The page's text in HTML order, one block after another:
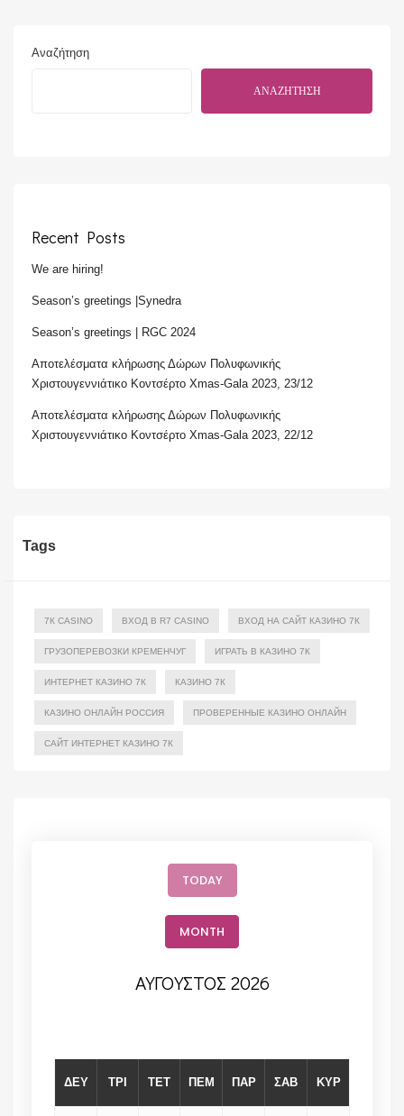
Αναζήτηση
ΑΝΑΖΉΤΗΣΗ
Recent Posts
We are hiring!
Season’s greetings |Synedra
Season’s greetings | RGC 2024
Αποτελέσματα κλήρωσης Δώρων Πολυφωνικής
Χριστουγεννιάτικο Κοντσέρτο Xmas-Gala 2023, 23/12
Αποτελέσματα κλήρωσης Δώρων Πολυφωνικής
Χριστουγεννιάτικο Κοντσέρτο Xmas-Gala 2023, 22/12
Tags
7К CASINO ВХОД В R7 CASINO ВХОД НА САЙТ КАЗИНО 7К
ГРУЗОПЕРЕВОЗКИ КРЕМЕНЧУГ ИГРАТЬ В КАЗИНО 7К
ИНТЕРНЕТ КАЗИНО 7К КАЗИНО 7К
КАЗИНО ОНЛАЙН РОССИЯ ПРОВЕРЕННЫЕ КАЗИНО ОНЛАЙН
САЙТ ИНТЕРНЕТ КАЗИНО 7К
TODAY
MONTH
ΑΎΓΟΥΣΤΟΣ 2026
ΔΕΥ ΤΡΙ ΤΕΤ ΠΕΜ ΠΑΡ ΣΑΒ ΚΥΡ